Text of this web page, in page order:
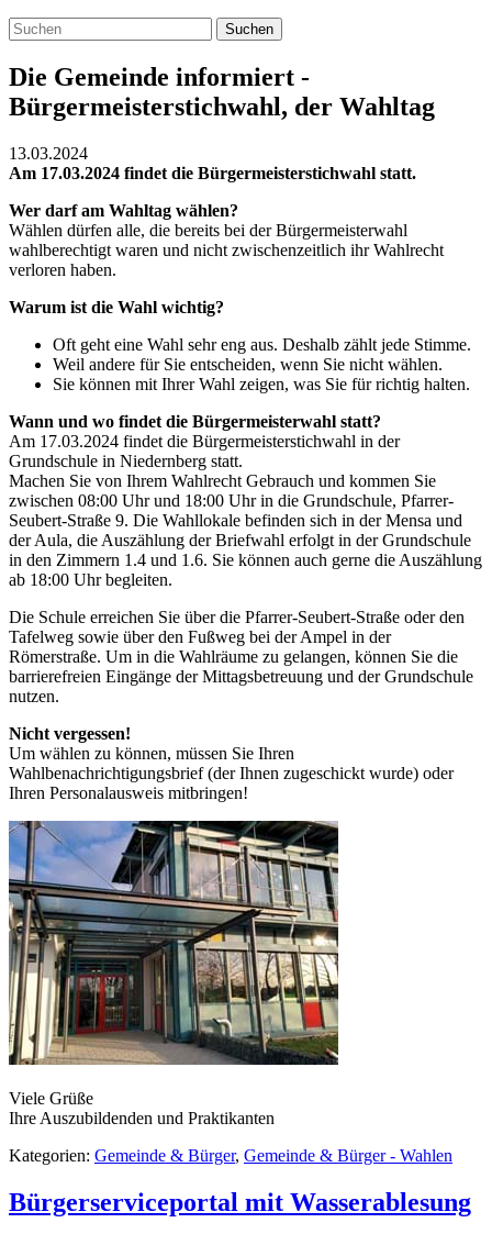
Suchen
Die Gemeinde informiert -
Bürgermeisterstichwahl, der Wahltag
13.03.2024
Am 17.03.2024 findet die Bürgermeisterstichwahl statt.
Wer darf am Wahltag wählen?
Wählen dürfen alle, die bereits bei der Bürgermeisterwahl
wahlberechtigt waren und nicht zwischenzeitlich ihr Wahlrecht
verloren haben.
Warum ist die Wahl wichtig?
Oft geht eine Wahl sehr eng aus. Deshalb zählt jede Stimme.
Weil andere für Sie entscheiden, wenn Sie nicht wählen.
Sie können mit Ihrer Wahl zeigen, was Sie für richtig halten.
Wann und wo findet die Bürgermeisterwahl statt?
Am 17.03.2024 findet die Bürgermeisterstichwahl in der
Grundschule in Niedernberg statt.
Machen Sie von Ihrem Wahlrecht Gebrauch und kommen Sie
zwischen 08:00 Uhr und 18:00 Uhr in die Grundschule, Pfarrer-
Seubert-Straße 9. Die Wahllokale befinden sich in der Mensa und
der Aula, die Auszählung der Briefwahl erfolgt in der Grundschule
in den Zimmern 1.4 und 1.6. Sie können auch gerne die Auszählung
ab 18:00 Uhr begleiten.
Die Schule erreichen Sie über die Pfarrer-Seubert-Straße oder den
Tafelweg sowie über den Fußweg bei der Ampel in der
Römerstraße. Um in die Wahlräume zu gelangen, können Sie die
barrierefreien Eingänge der Mittagsbetreuung und der Grundschule
nutzen.
Nicht vergessen!
Um wählen zu können, müssen Sie Ihren
Wahlbenachrichtigungsbrief (der Ihnen zugeschickt wurde) oder
Ihren Personalausweis mitbringen!
Viele Grüße
Ihre Auszubildenden und Praktikanten
Kategorien: Gemeinde & Bürger, Gemeinde & Bürger - Wahlen
Bürgerserviceportal mit Wasserablesung